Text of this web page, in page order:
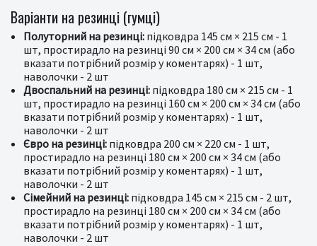
Варіанти на резинці (гумці)
Полуторний на резинці: підковдра 145 см × 215 см - 1
шт, простирадло на резинці 90 см × 200 см × 34 см (або
вказати потрібний розмір у коментарях) - 1 шт,
наволочки - 2 шт
Двоспальний на резинці: підковдра 180 см × 215 см - 1
шт, простирадло на резинці 160 см × 200 см × 34 см (або
вказати потрібний розмір у коментарях) - 1 шт,
наволочки - 2 шт
Євро на резинці: підковдра 200 см × 220 см - 1 шт,
простирадло на резинці 180 см × 200 см × 34 см (або
вказати потрібний розмір у коментарях) - 1 шт,
наволочки - 2 шт
Сімейний на резинці: підковдра 145 см × 215 см - 2 шт,
простирадло на резинці 180 см × 200 см × 34 см (або
вказати потрібний розмір у коментарях) - 1 шт,
наволочки - 2 шт